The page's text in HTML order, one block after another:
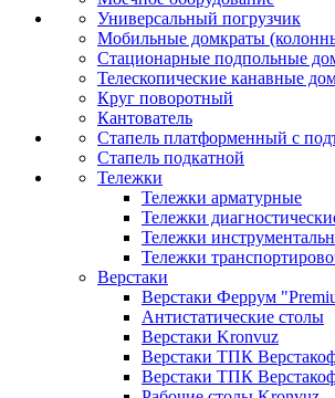
Универсальный погрузчик
Мобильные домкраты
Стационарные подпольные
Телескопические канавные
Круг поворотный
Кантователь
Стапель платформенный с
Стапель подкатной
Тележки
Тележки арматурные
Тележки
Тележки
Тележки
Верстаки
Верстаки Феррум
Антистатические столы
Верстаки Kronvuz
Верстаки ТПК
Верстаки ТПК